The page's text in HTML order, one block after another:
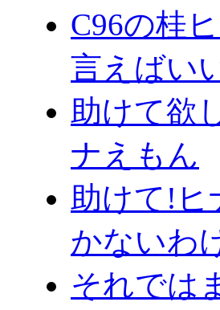
C96の桂
言えばい
助けて欲
ナえもん
助けて!ヒ
かないわ
それでは